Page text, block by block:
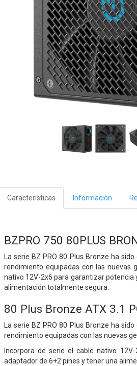
Características Información
BZPRO 750 80PLUS
La serie BZ PRO 80 Plus Bronze ha
rendimiento equipadas con las nuevas
nativo 12V-2x6 para garantizar potencia
alimentación totalmente segura.
80 Plus Bronze ATX 3.1
La serie BZ PRO 80 Plus Bronze ha
rendimiento equipadas con las nuevas
Incorpora de serie el cable nativo
adaptador de 6+2 pines y tener una